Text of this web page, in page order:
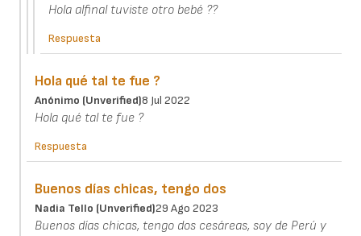
Hola alfinal tuviste otro bebé ??
Respuesta
Hola qué tal te fue ?
Anónimo (unverified)8 Jul 2022
Hola qué tal te fue ?
Respuesta
Buenos días chicas, tengo dos
Nadia Tello (unverified)29 Ago 2023
Buenos días chicas, tengo dos cesáreas, soy de Perú y